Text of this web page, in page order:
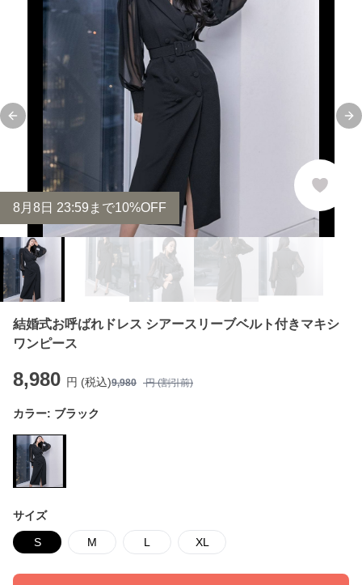
Previous slide
8 月 8 日 23:59まで10%OFF
結婚式お呼ばれドレス シアースリーブベルト付きマキシ
ワンピース
8,980 円 (税込)9,980 円 (割引前)
カラー: ブラック
サイズ
S M L XL